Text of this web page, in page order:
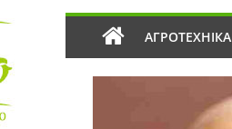
АГРОТЕХНІКА